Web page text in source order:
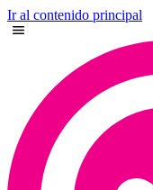
Ir al contenido principal